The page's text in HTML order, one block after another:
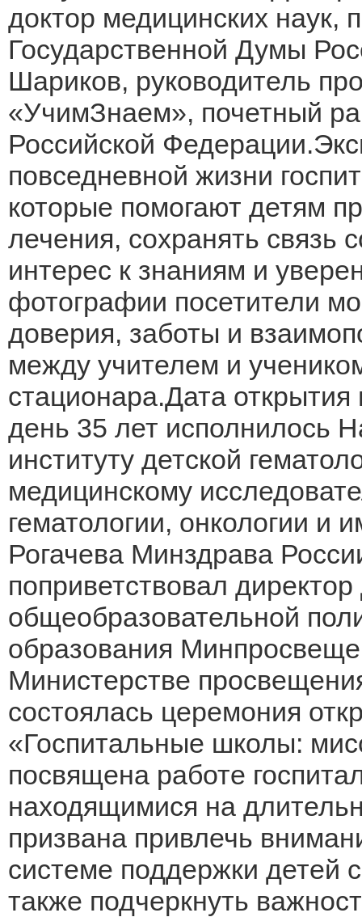
доктор медицинских наук,
Государственной Думы
Шариков, руководитель
«УчимЗнаем», почетный
Российской
повседневной жизни
которые помогают детям
лечения, сохранять связь
интерес к знаниям и
фотографии посетители
доверия, заботы и
между учителем и
стационара.Дата
день 35 лет исполнилось
институту детской
медицинскому
гематологии, онкологии и
Рогачева Минздрава
поприветствовал
общеобразовательной
образования
Министерстве
состоялась церемония
«Госпитальные школы:
посвящена работе
находящимися на
призвана привлечь
системе поддержки детей
также подчеркнуть